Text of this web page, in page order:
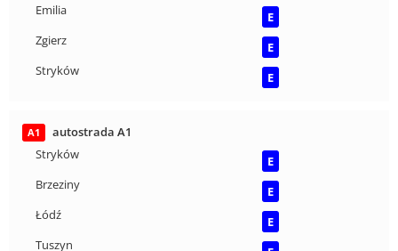
Emilia
E
Zgierz
E
Stryków
E
A1
autostrada A1
Stryków
E
Brzeziny
E
Łódź
E
Tuszyn